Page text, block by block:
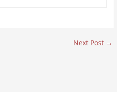
Next Post →